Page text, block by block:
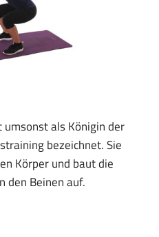
als Königin der
bezeichnet. Sie
Körper und baut die
den Beinen auf.